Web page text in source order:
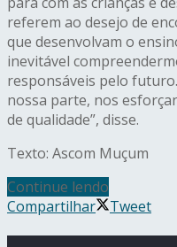
referem ao desejo de
que desenvolvam o
inevitável
responsáveis pelo
nossa parte, nos
de qualidade”, disse.
Texto: Ascom Muçum
Continue lendo
Compartilhar
Tweet